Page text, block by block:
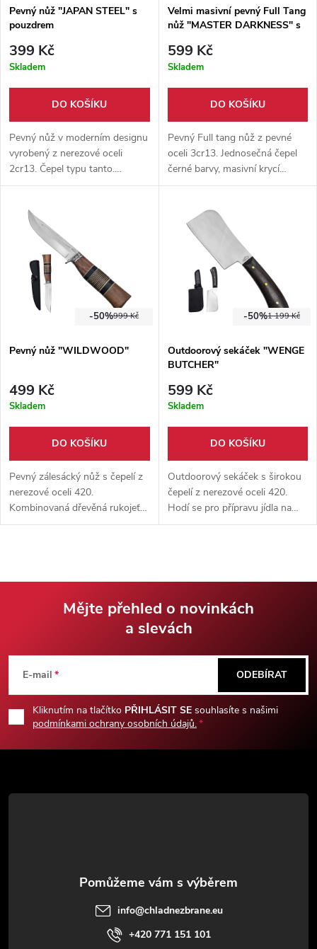
Pevný nůž "JAPAN STEEL" s
pouzdrem
399 Kč
Skladem
DO KOŠÍKU
Pevný nůž v moderním designu
vyrobený z nerezové oceli
2cr13. Čepel typu tanto.
Součástí balení je pevné
Skvělý poměr cena / výkon!
Velmi masivní pevný Full Tang
nůž "MASTER DARKNESS" s
599 Kč
Skladem
DO KOŠÍKU
Pevný Full tang nůž z pevné
oceli 3cr13. Jednosečná čepel
černé barvy, masivní krycí
záštita a mohutná rukojeť,
Pouzdro součástí balení.
999 Kč
-50%
Pevný nůž "WILDWOOD"
499 Kč
Skladem
DO KOŠÍKU
Pevný zálesácký nůž s čepelí z
nerezové oceli 420.
Kombinovaná dřevěná rukojeť
nabízí pohodlný úchop.
1 199 Kč
-50%
Outdoorový sekáček "WENGE
BUTCHER"
599 Kč
Skladem
DO KOŠÍKU
Outdoorový sekáček s širokou
čepelí z nerezové oceli 420.
Hodí se pro přípravu jídla na
výletech, kempech a táborech.
p
a
Mějte přehled o novinkách
a slevách
E-mail
Kliknutím na tlačítko PŘIHLÁSIT SE souhlasíte s našimi
podmínkami ochrany osobních údajů.
ODEBÍRAT
info@chladnezbrane.eu
+420 771 151 101